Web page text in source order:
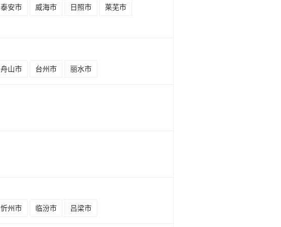
泰安市 威海市 日照市
莱芜市
舟山市 台州市 丽水市
忻州市 临汾市 吕梁市